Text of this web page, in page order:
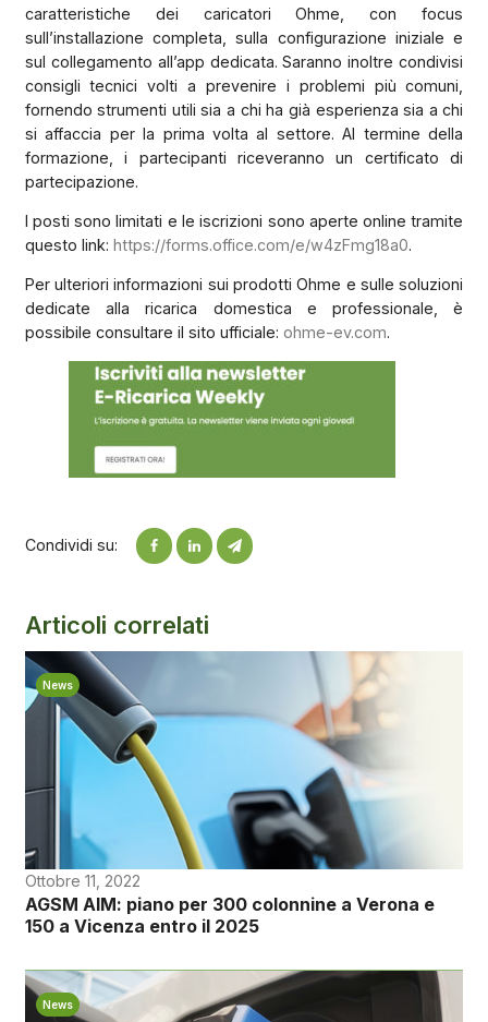
caratteristiche dei caricatori Ohme, con focus
sull’installazione completa, sulla configurazione iniziale e
sul collegamento all’app dedicata. Saranno inoltre condivisi
consigli tecnici volti a prevenire i problemi più comuni,
fornendo strumenti utili sia a chi ha già esperienza sia a chi
si affaccia per la prima volta al settore. Al termine della
formazione, i partecipanti riceveranno un certificato di
partecipazione.
I posti sono limitati e le iscrizioni sono aperte online tramite
questo link: https://forms.office.com/e/w4zFmg18a0.
Per ulteriori informazioni sui prodotti Ohme e sulle soluzioni
dedicate alla ricarica domestica e professionale, è
possibile consultare il sito ufficiale: ohme-ev.com.
Condividi su:
Articoli correlati
News
Ottobre 11, 2022
AGSM AIM: piano per 300 colonnine a Verona e
150 a Vicenza entro il 2025
News